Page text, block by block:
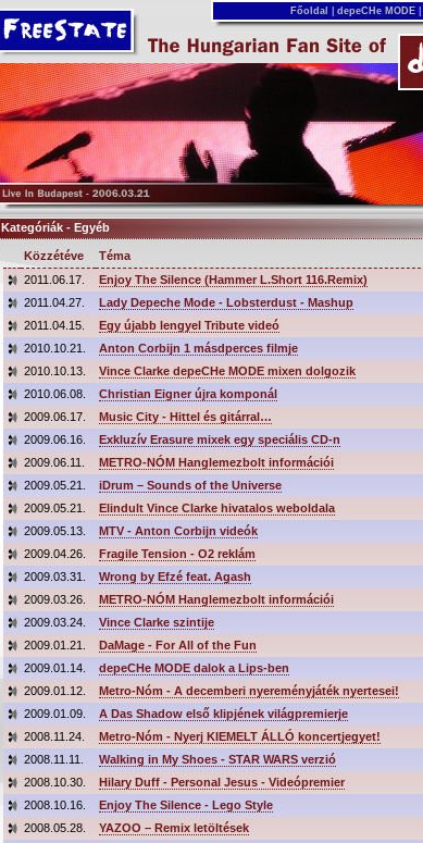
Főoldal depeCHe MODE
Kategóriák - Egyéb
Közzétéve Téma
2011.06.17.
Enjoy The Silence (Hammer L.Short 116.Remix)
2011.04.27.
Lady Depeche Mode - Lobsterdust - Mashup
2011.04.15.
Egy újabb lengyel Tribute videó
2010.10.21.
Anton Corbijn 1 másdperces filmje
2010.10.13.
Vince Clarke depeCHe MODE mixen dolgozik
2010.06.08.
Christian Eigner újra komponál
2009.06.17.
Music City - Hittel és gitárral…
2009.06.16.
Exkluzív Erasure mixek egy speciális CD-n
2009.06.11.
METRO-NÓM Hanglemezbolt információi
2009.05.21.
iDrum – Sounds of the Universe
2009.05.21.
Elindult Vince Clarke hivatalos weboldala
2009.05.13.
MTV - Anton Corbijn videók
2009.04.26.
Fragile Tension - O2 reklám
2009.03.31.
Wrong by Efzé feat. Agash
2009.03.26.
METRO-NÓM Hanglemezbolt információi
2009.03.24.
Vince Clarke szintije
2009.01.21.
DaMage - For All of the Fun
2009.01.14.
depeCHe MODE dalok a Lips-ben
2009.01.12.
Metro-Nóm - A decemberi nyereményjáték nyertesei!
2009.01.09.
A Das Shadow első klipjének világpremierje
2008.11.24.
Metro-Nóm - Nyerj KIEMELT ÁLLÓ koncertjegyet!
2008.11.11.
Walking in My Shoes - STAR WARS verzió
2008.10.30.
Hilary Duff - Personal Jesus - Videópremier
2008.10.16.
Enjoy The Silence - Lego Style
2008.05.28.
YAZOO – Remix letöltések